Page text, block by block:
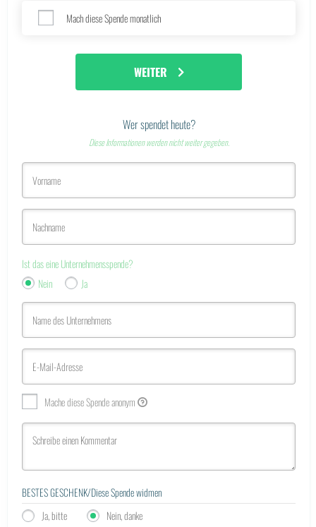
Mach diese Spende monatlich
WEITER
Wer spendet heute?
Diese Informationen werden nicht weiter gegeben.
Ist das eine Unternehmensspende?
Nein
Ja
Mache diese Spende anonym
BESTES GESCHENK/Diese Spende widmen
Ja, bitte
Nein, danke